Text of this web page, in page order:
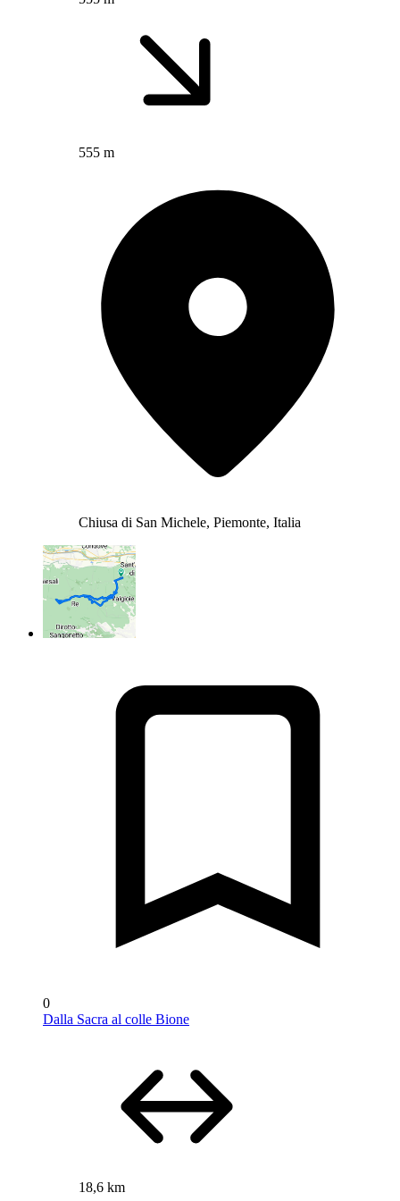
555 m
Chiusa di San Michele, Piemonte, Italia
0
Dalla Sacra al colle Bione
18,6 km